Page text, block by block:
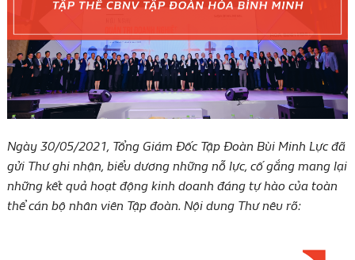
Ngày 30/05/2021, Tổng Giám Đốc Tập Đoàn Bùi Minh Lực đã
gửi Thư ghi nhận, biểu dương những nỗ lực, cố gắng mang lại
những kết quả hoạt động kinh doanh đáng tự hào của toàn
thể cán bộ nhân viên Tập đoàn. Nội dung Thư nêu rõ: